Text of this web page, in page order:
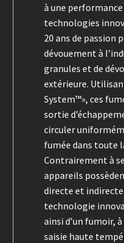
à une
technologies
20 ans de passion
dévouement à
granules et de
extérieure.
System™», ces
sortie
circuler
fumée dans toute
Contrairement à
appareils
directe et
technologie
ainsi d’un fumoir,
saisie haute